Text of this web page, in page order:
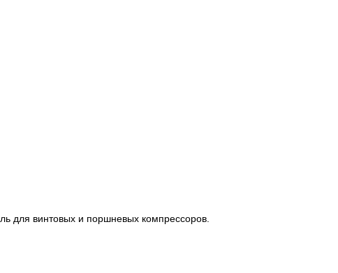
для винтовых и поршневых компрессоров.